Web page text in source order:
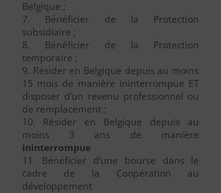
Belgique ;
Bénéficier de la Protection
subsidiaire ;
Bénéficier de la Protection
temporaire ;
Résider en Belgique depuis au moins
15 mois de manière ininterrompue ET
disposer d’un revenu professionnel ou
de remplacement ;
Résider en Belgique depuis au
moins 3 ans de manière
ininterrompue
Bénéficier d’une bourse dans le
cadre de la Coopération au
développement